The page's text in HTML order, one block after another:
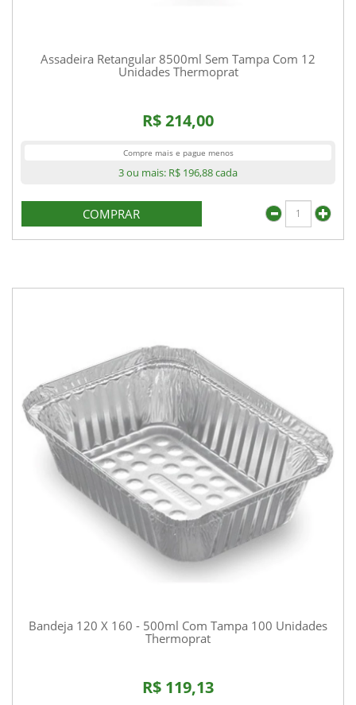
Assadeira Retangular 8500ml Sem Tampa Com 12
Unidades Thermoprat
R$ 214,00
Compre mais e pague menos
3 ou mais: R$ 196,88cada
COMPRAR
Bandeja 120 X 160 - 500ml Com Tampa 100 Unidades
Thermoprat
R$ 119,13